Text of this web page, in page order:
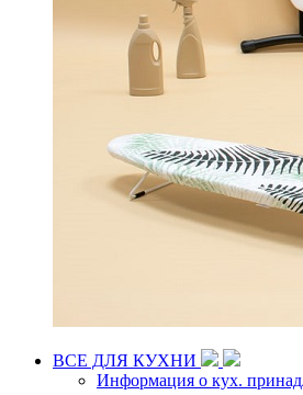
ВСЕ ДЛЯ КУХНИ
Информация о кух.